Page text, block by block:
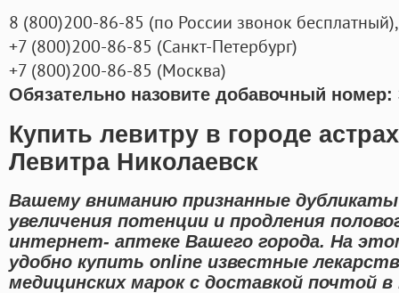
8 (800)200-86-85 (по России звонок бесплатный),
+7 (800)200-86-85 (Санкт-Петербург)
+7 (800)200-86-85 (Москва)
Обязательно назовите добавочный номер:
Купить левитру в городе
Левитра Николаевск
Вашему вниманию признанные
увеличения потенции и продления
интернет- аптеке Вашего города. На
удобно купить online известные
медицинских марок с доставкой почтой